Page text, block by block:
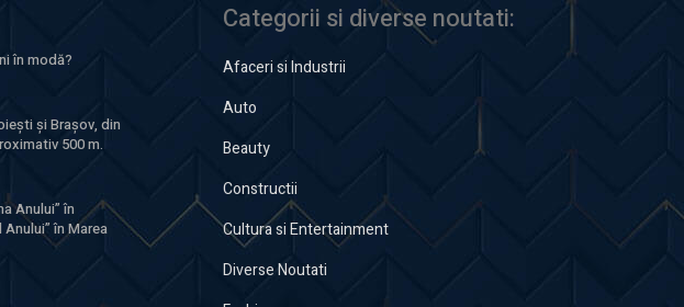
în modă?
și Brașov, din
500 m.
Anului” în
în Marea
Categorii si diverse noutati:
Afaceri si Industrii
Auto
Beauty
Constructii
Cultura si Entertainment
Diverse Noutati